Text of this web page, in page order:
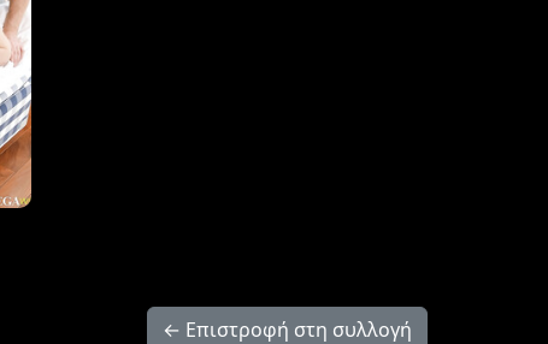
← Επιστροφή στη συλλογή